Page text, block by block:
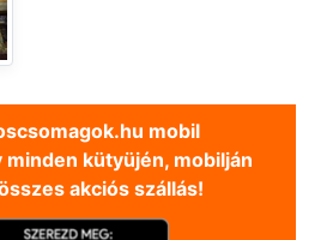
mobil
minden kütyüjén, mobilján
akciós szállás!